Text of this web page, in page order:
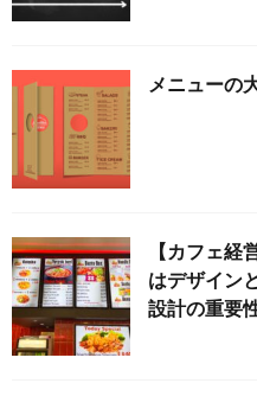
メニューの
【カフェ
はデザイン
設計の重要